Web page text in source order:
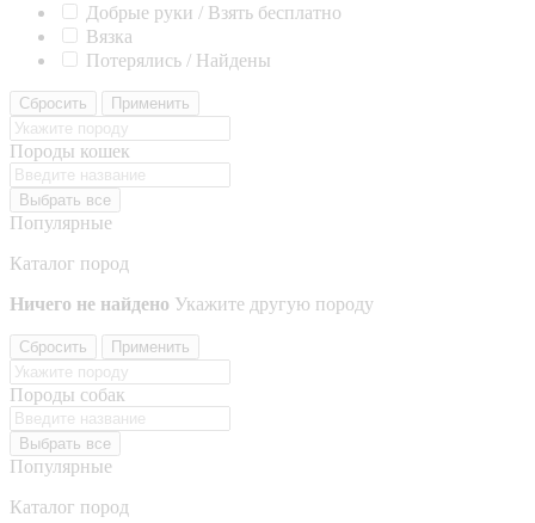
Добрые руки / Взять бесплатно
Вязка
Потерялись / Найдены
Сбросить Применить
Породы кошек
Выбрать все
Популярные
Каталог пород
Ничего не найдено Укажите другую породу
Сбросить Применить
Породы собак
Выбрать все
Популярные
Каталог пород